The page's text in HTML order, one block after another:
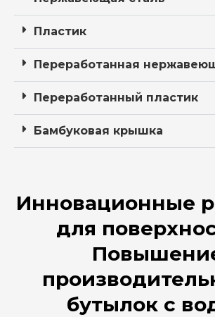
Пластик
Переработанная
Переработанный пластик
Бамбуковая крышка
Инновационные
для
бутылок с